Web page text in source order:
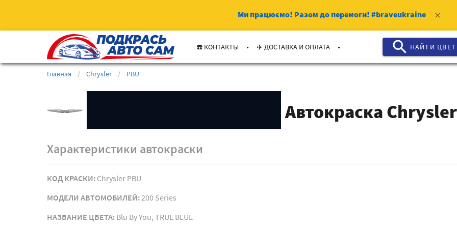
Ми працюємо! Разом до перемоги! #braveukraine clear
☎️ КОНТАКТЫ . ✈️ ДОСТАВКА И ОПЛАТА . search НАЙТИ ЦВЕТ
Главная / Chrysler / PBU
Автокраска
Характеристики автокраски
КОД КРАСКИ: Chrysler PBU
МОДЕЛИ АВТОМОБИЛЕЙ:200 Series
НАЗВАНИЕ ЦВЕТА: Blu By You, TRUE BLUE